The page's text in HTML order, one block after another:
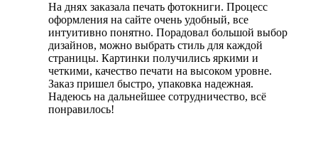
На днях заказала печать фотокниги. Процесс
оформления на сайте очень удобный, все
интуитивно понятно. Порадовал большой выбор
дизайнов, можно выбрать стиль для каждой
страницы. Картинки получились яркими и
четкими, качество печати на высоком уровне.
Заказ пришел быстро, упаковка надежная.
Надеюсь на дальнейшее сотрудничество, всё
понравилось!